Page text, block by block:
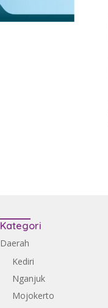
Kategori
Daerah
Kediri
Nganjuk
Mojokerto